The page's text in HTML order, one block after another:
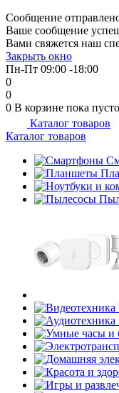
Сообщение
Ваше сообщение
Вами свяжется наш
Закрыть окно
Пн-Пт 09:00 -18:00
0
0
0 В корзине пока пусто
Каталог товаров
Каталог товаров
Подробнее
об оплате
недели